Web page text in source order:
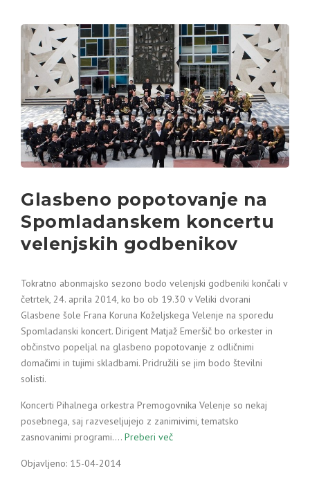
Glasbeno popotovanje na
Spomladanskem koncertu
velenjskih godbenikov
Tokratno abonmajsko sezono bodo velenjski godbeniki končali v
četrtek, 24. aprila 2014, ko bo ob 19.30 v Veliki dvorani
Glasbene šole Frana Koruna Koželjskega Velenje na sporedu
Spomladanski koncert. Dirigent Matjaž Emeršič bo orkester in
občinstvo popeljal na glasbeno popotovanje z odličnimi
domačimi in tujimi skladbami. Pridružili se jim bodo številni
solisti.
Koncerti Pihalnega orkestra Premogovnika Velenje so nekaj
posebnega, saj razveseljujejo z zanimivimi, tematsko
zasnovanimi programi.… Preberi več
Objavljeno: 15-04-2014